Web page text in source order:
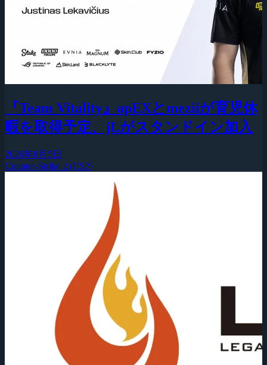
『Team Vitality』apEXとmeziiが育児休
暇を取得予定、jLがスタンドイン加入
2026年8月5日
Counter-Strike 2 (CS2)